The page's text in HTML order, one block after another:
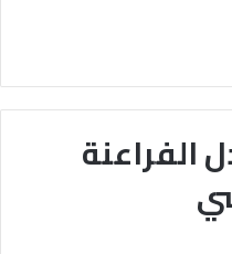
الفراعنة